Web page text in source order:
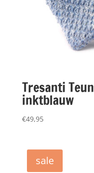
Tresanti
inktblauw
€49,95
sale